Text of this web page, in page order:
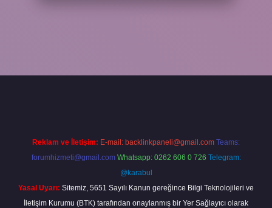
Reklam ve İletişim: E-mail: backlinkpaneli@gmail.com Teams:
forumhizmeti@gmail.com Whatsapp: 0262 606 0 726 Telegram:
@karabul
Yasal Uyarı: Sitemiz, 5651 Sayılı Kanun gereğince Bilgi Teknolojileri ve
İletişim Kurumu (BTK) tarafından onaylanmış bir Yer Sağlayıcı olarak